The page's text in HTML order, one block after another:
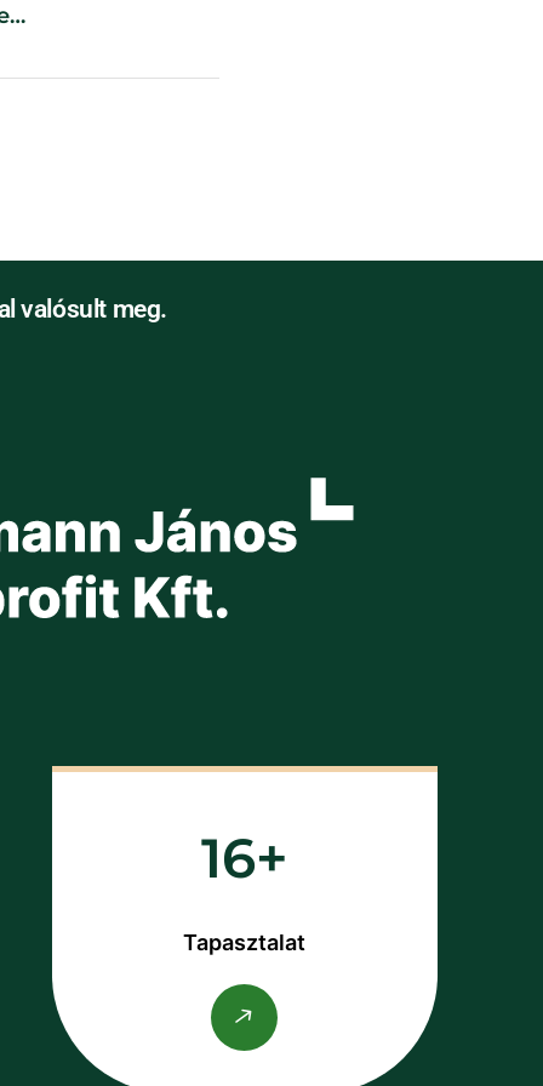
valósult meg.
16
Tapasztalat